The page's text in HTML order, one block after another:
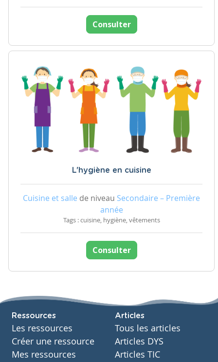
Consulter
L'hygiène en cuisine
Cuisine et salle de niveau Secondaire – Première
année
Tags : cuisine, hygiène, vêtements
Consulter
Ressources
Les ressources
Créer une ressource
Mes ressources
Articles
Tous les articles
Articles DYS
Articles TIC